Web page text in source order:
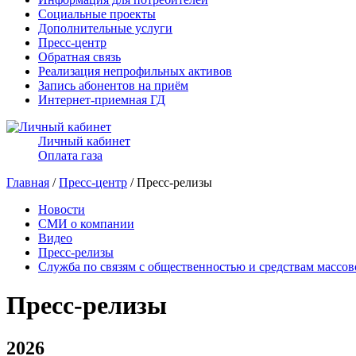
Социальные проекты
Дополнительные услуги
Пресс-центр
Обратная связь
Реализация непрофильных активов
Запись абонентов на приём
Интернет-приемная ГД
Личный кабинет
Оплата газа
Главная /Пресс-центр / Пресс-релизы
Новости
СМИ о компании
Видео
Пресс-релизы
Служба по связям с общественностью и средствам
Пресс-релизы
2026